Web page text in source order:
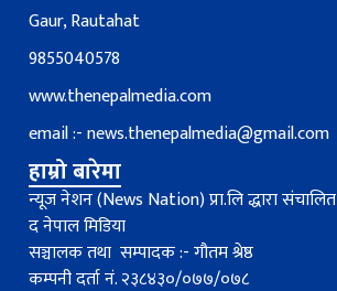
Gaur, Rautahat
9855040578
www.thenepalmedia.com
email :-news.thenepalmedia@gmail.com
हाम्रो बारेमा
न्यूज नेशन (News Nation) प्रा.लि द्धारा संचालित
द नेपाल मिडिया
सञ्चालक तथा सम्पादक :- गौतम श्रेष्ठ
कम्पनी दर्ता नं. २३८४३०/०७७/०७८